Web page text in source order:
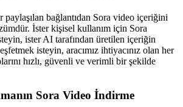
paylaşılan bağlantıdan Sora video içeriğini
İster kişisel kullanım için Sora
ister AI tarafından üretilen içeriğin
isteyin, aracımız ihtiyacınız olan her
hızlı, güvenli ve verimli bir şekilde
Sora Video İndirme